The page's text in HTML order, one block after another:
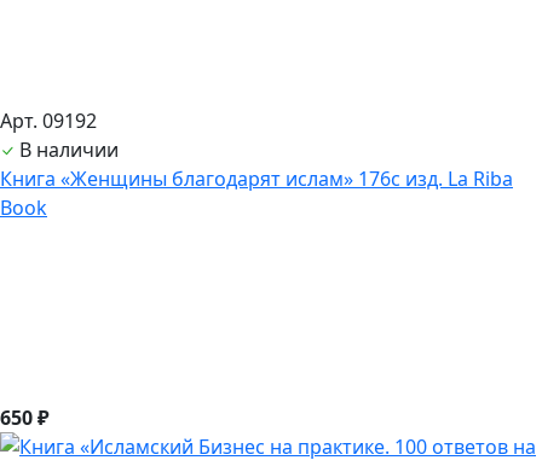
Арт. 09192
В наличии
Книга «Женщины благодарят ислам» 176с изд. La Riba
Book
650 ₽